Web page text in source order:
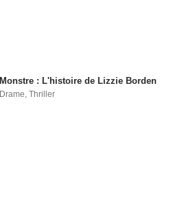
Monstre : L'histoire de Lizzie Borden
Drame,Thriller